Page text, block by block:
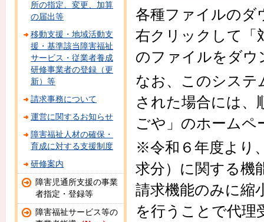
各種ファイルのダ
右クリックして「
のファイルをダウ
なお、このシステ
された場合には、
ごや」のホームペ
※令和６年度より
求分）に関する機
請求機能のみに縮
を行うことで代理
所の指定、変更、加算
の届出等
移動支援・地域活動支
援・基準該当障害福祉
サービス・従業者養成
研修事業者の登録（更
新）等
請求事務について
運営に関するお知らせ
障害福祉人材の確保・
育成に対する支援制度
研修案内
障害児通所支援の事業
者指定・登録等
障害福祉サービス等の